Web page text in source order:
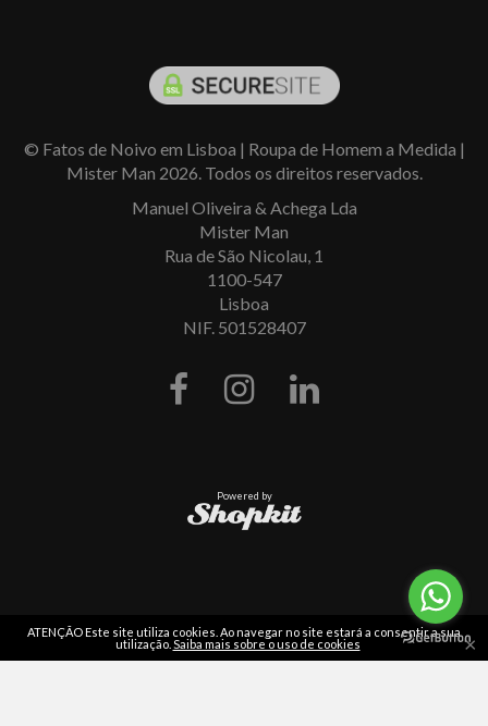
© Fatos de Noivo em Lisboa | Roupa de Homem a Medida |
Mister Man 2026. Todos os direitos reservados.
Manuel Oliveira & Achega Lda
Mister Man
Rua de São Nicolau, 1
1100-547
Lisboa
NIF. 501528407
Powered by
ATENÇÃO Este site utiliza cookies. Ao navegar no site estará a consentir a sua
utilização. Saiba mais sobre o uso de cookies ×